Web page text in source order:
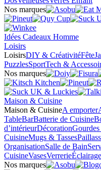
Nos marques
Idées Cadeaux Homme
Loisirs
LoisirsDIY & CréativitéFête
PuzzlesSportTech &
Nos marques
Maison & Cuisine
Maison & CuisineA emporter
TableBarBatterie de Cuisine
d’intérieurDécoration
CuisineMugs & Tasses
OrganisationSalle de Bain
CuisineVasesVerrerieÉclairage
Nos marques